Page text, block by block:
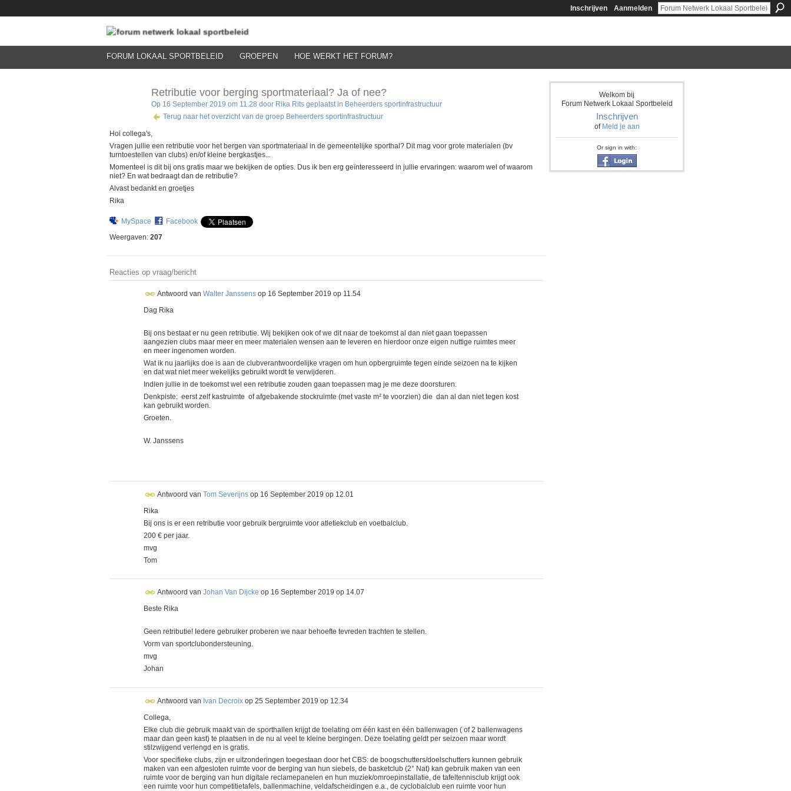
Inschrijven Aanmelden
FORUM LOKAAL SPORTBELEID GROEPEN HOE WERKT HET FORUM?
Retributie voor berging sportmateriaal? Ja of nee?
Op 16 September 2019 om 11.28 door Rika Rits geplaatst in Beheerders sportinfrastructuur
Terug naar het overzicht van de groep Beheerders sportinfrastructuur
Hoi collega's,
Vragen jullie een retributie voor het bergen van sportmateriaal in de gemeentelijke sporthal? Dit mag voor grote materialen (bv
turntoestellen van clubs) en/of kleine bergkastjes...
Momenteel is dit bij ons gratis maar we bekijken de opties. Dus ik ben erg geïnteresseerd in jullie ervaringen: waarom wel of waarom
niet? En wat bedraagt dan de retributie?
Alvast bedankt en groetjes
Rika
MySpace
Facebook
Weergaven: 207
Reacties op vraag/bericht
Antwoord van Walter Janssens op 16 September 2019 op 11.54
Dag Rika
Bij ons bestaat er nu geen retributie. Wij bekijken ook of we dit naar de toekomst al dan niet gaan toepassen
aangezien clubs maar meer en meer materialen wensen aan te leveren en hierdoor onze eigen nuttige ruimtes meer
en meer ingenomen worden.
Wat ik nu jaarlijks doe is aan de clubverantwoordelijke vragen om hun opbergruimte tegen einde seizoen na te kijken
en dat wat niet meer wekelijks gebruikt wordt te verwijderen.
Indien jullie in de toekomst wel een retributie zouden gaan toepassen mag je me deze doorsturen.
Denkpiste: eerst zelf kastruimte of afgebakende stockruimte (met vaste m² te voorzien) die dan al dan niet tegen kost
kan gebruikt worden.
Groeten.
W. Janssens
Antwoord van Tom Severijns op 16 September 2019 op 12.01
Rika
Bij ons is er een retributie voor gebruik bergruimte voor atletiekclub en voetbalclub.
200 € per jaar.
mvg
Tom
Antwoord van Johan Van Dijcke op 16 September 2019 op 14.07
Beste Rika
Geen retributie! Iedere gebruiker proberen we naar behoefte tevreden trachten te stellen.
Vorm van sportclubondersteuning.
mvg
Johan
Antwoord van Ivan Decroix op 25 September 2019 op 12.34
Collega,
Elke club die gebruik maakt van de sporthallen krijgt de toelating om één kast en één ballenwagen ( of 2 ballenwagens
maar dan geen kast) te plaatsen in de nu al veel te kleine bergingen. Deze toelating geldt per seizoen maar wordt
stilzwijgend verlengd en is gratis.
Voor specifieke clubs, zijn er uitzonderingen toegestaan door het CBS: de boogschutters/doelschutters kunnen gebruik
maken van een afgesloten ruimte voor de berging van hun siebels, de basketclub (2° Nat) kan gebruik maken van een
ruimte voor de berging van hun digitale reclamepanelen en hun muziek/omroepinstallatie, de tafeltennisclub krijgt ook
een ruimte voor hun competitietafels, ballenmachine, veldafscheidingen e.a., de cyclobalclub een ruimte voor hun
Welkom bij
Forum Netwerk Lokaal Sportbeleid
Inschrijven
of Meld je aan
Or sign in with: